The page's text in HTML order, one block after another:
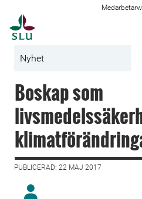
Nyhet
Boskap som
PUBLICERAD: 22 MAJ 2017